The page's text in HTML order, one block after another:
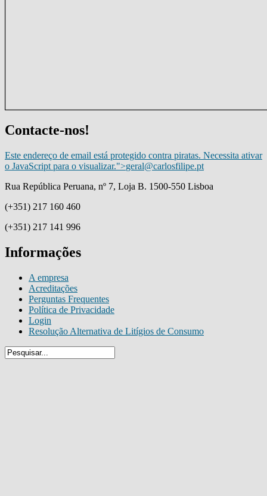
Contacte-nos!
Este endereço de email está protegido contra piratas. Necessita ativar
o JavaScript para o visualizar.">geral@carlosfilipe.pt
Rua República Peruana, nº 7, Loja B. 1500-550 Lisboa
(+351) 217 160 460
(+351) 217 141 996
Informações
A empresa
Acreditações
Perguntas Frequentes
Política de Privacidade
Login
Resolução Alternativa de Litígios de Consumo